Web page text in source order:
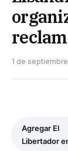
1 de
Agregar El
Libertador